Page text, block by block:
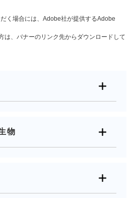
く場合には、Adobe社が提供するAdobe
は、バナーのリンク先からダウンロードして
物